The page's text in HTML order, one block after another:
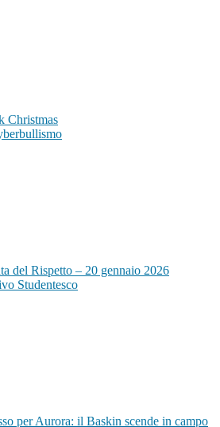
Christmas
del Rispetto – 20 gennaio 2026
Studentesco
per Aurora: il Baskin scende in campo